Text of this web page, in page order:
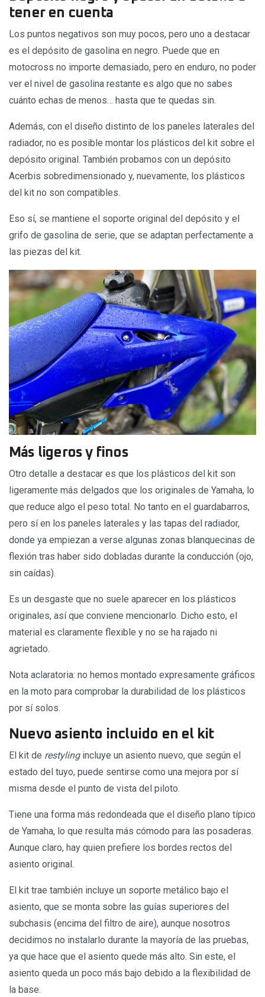
tener en cuenta
Los puntos negativos son muy pocos, pero uno a destacar
es el depósito de gasolina en negro. Puede que en
motocross no importe demasiado, pero en enduro, no poder
ver el nivel de gasolina restante es algo que no sabes
cuánto echas de menos… hasta que te quedas sin.
Además, con el diseño distinto de los paneles laterales del
radiador, no es posible montar los plásticos del kit sobre el
depósito original. También probamos con un depósito
Acerbis sobredimensionado y, nuevamente, los plásticos
del kit no son compatibles.
Eso sí, se mantiene el soporte original del depósito y el
grifo de gasolina de serie, que se adaptan perfectamente a
las piezas del kit.
Más ligeros y finos
Otro detalle a destacar es que los plásticos del kit son
ligeramente más delgados que los originales de Yamaha, lo
que reduce algo el peso total. No tanto en el guardabarros,
pero sí en los paneles laterales y las tapas del radiador,
donde ya empiezan a verse algunas zonas blanquecinas de
flexión tras haber sido dobladas durante la conducción (ojo,
sin caídas).
Es un desgaste que no suele aparecer en los plásticos
originales, así que conviene mencionarlo. Dicho esto, el
material es claramente flexible y no se ha rajado ni
agrietado.
Nota aclaratoria: no hemos montado expresamente gráficos
en la moto para comprobar la durabilidad de los plásticos
por sí solos.
Nuevo asiento incluido en el kit
El kit de restylingincluye un asiento nuevo, que según el
estado del tuyo, puede sentirse como una mejora por sí
misma desde el punto de vista del piloto.
Tiene una forma más redondeada que el diseño plano típico
de Yamaha, lo que resulta más cómodo para las posaderas.
Aunque claro, hay quien prefiere los bordes rectos del
asiento original.
El kit trae también incluye un soporte metálico bajo el
asiento, que se monta sobre las guías superiores del
subchasis (encima del filtro de aire), aunque nosotros
decidimos no instalarlo durante la mayoría de las pruebas,
ya que hace que el asiento quede más alto. Sin este, el
asiento queda un poco más bajo debido a la flexibilidad de
la base.